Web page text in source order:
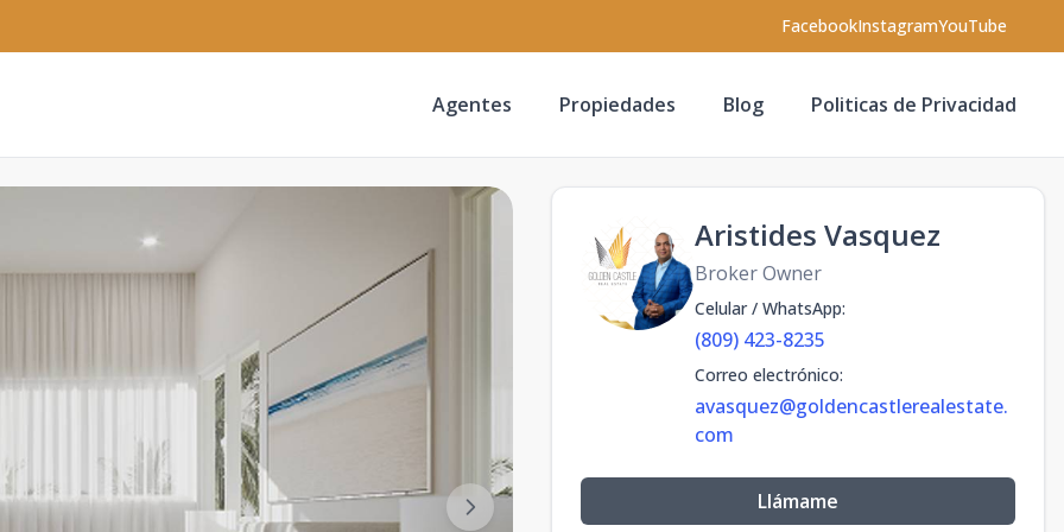
FacebookInstagramYouTube
Agentes Propiedades Blog Politicas de Privacidad
Aristides Vasquez
Broker Owner
Celular / WhatsApp:
(809) 423-8235
Correo electrónico:
avasquez@goldencastlerealestate.
com
Llámame